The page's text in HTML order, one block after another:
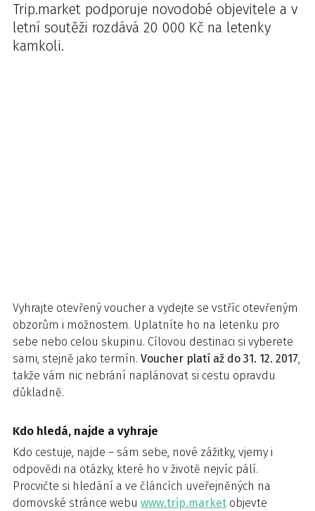
Trip.market podporuje novodobé objevitele a v
letní soutěži rozdává 20 000 Kč na letenky
kamkoli.
Vyhrajte otevřený voucher a vydejte se vstříc otevřeným
obzorům i možnostem. Uplatníte ho na letenku pro
sebe nebo celou skupinu. Cílovou destinaci si vyberete
sami, stejně jako termín. Voucher platí až do 31. 12. 2017,
takže vám nic nebrání naplánovat si cestu opravdu
důkladně.
Kdo hledá, najde a vyhraje
Kdo cestuje, najde – sám sebe, nové zážitky, vjemy i
odpovědi na otázky, které ho v životě nejvíc pálí.
Procvičte si hledání a ve článcích uveřejněných na
domovské stránce webu www.trip.market objevte